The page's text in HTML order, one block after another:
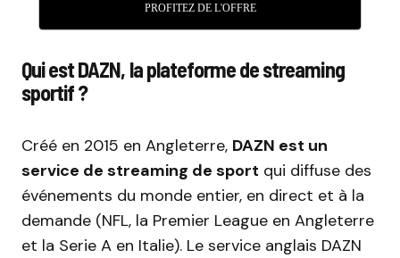
PROFITEZ DE L'OFFRE
Qui est DAZN, la plateforme de streaming
sportif ?
Créé en 2015 en Angleterre, DAZN est un
service de streaming de sport qui diffuse des
événements du monde entier, en direct et à la
demande (NFL, la Premier League en Angleterre
et la Serie A en Italie). Le service anglais DAZN